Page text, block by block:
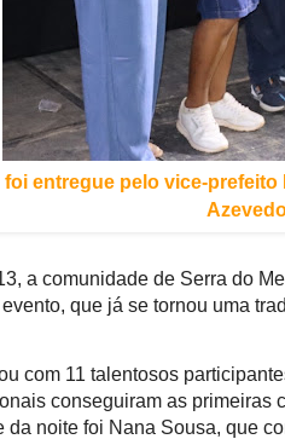
entregue pelo vice-
a comunidade de Serra do
que já se tornou uma
com 11 talentosos
conseguiram as primeiras
da noite foi Nana Sousa, que